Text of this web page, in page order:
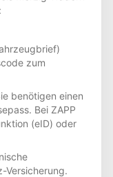
zum
benötigen einen
Bei ZAPP
(eID) oder
Versicherung.